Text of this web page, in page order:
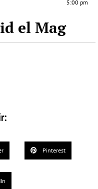
5:00 pm
el Mag
Pinterest